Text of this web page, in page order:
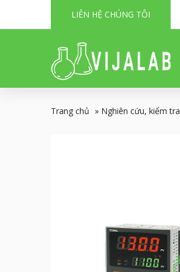
LIÊN HỆ CHÚNG TÔI
Trang chủ » Nghiên cứu, kiểm tra